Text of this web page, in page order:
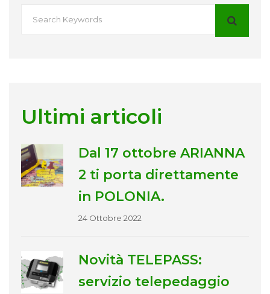
Ultimi articoli
Dal 17 ottobre ARIANNA
2 ti porta direttamente
in POLONIA.
24 Ottobre 2022
Novità TELEPASS:
servizio telepedaggio